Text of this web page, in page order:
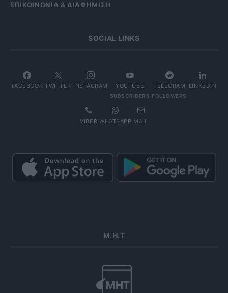
ΕΠΙΚΟΙΝΩΝΙΑ & ΔΙΑΦΗΜΙΣΗ
SOCIAL LINKS
FACEBOOK TWITTER INSTAGRAM YOUTUBE
SUBSCRIBERS
TELEGRAM
FOLLOWERS
LINKEDIN
VIBER WHATSAPP MAIL
Μ.Η.Τ